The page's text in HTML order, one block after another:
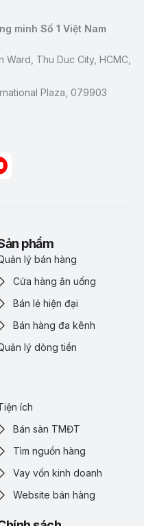
minh Số 1 Việt Nam
Ward, Thu Duc City, HCMC,
Plaza, 079903
phẩm
lý bán hàng
Cửa hàng ăn uống
Bán lẻ hiện đại
Bán hàng đa kênh
lý dòng tiền
ích
Bán sàn TMĐT
Tìm nguồn hàng
Vay vốn kinh doanh
Website bán hàng